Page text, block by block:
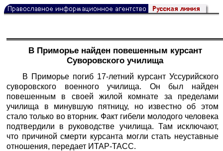
В Приморье найден повешенным курсант
Суворовского училища
В Приморье погиб 17-летний курсант Уссурийского
суворовского военного училища. Он был найден
повешенным в своей жилой комнате за пределами
училища в минувшую пятницу, но известно об этом
стало только во вторник. Факт гибели молодого человека
подтвердили в руководстве училища. Там исключают,
что причиной смерти курсанта могли стать неуставные
отношения, передает ИТАР-ТАСС.